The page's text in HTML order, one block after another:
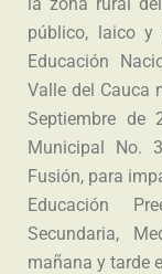
público, laico y
Educación
Valle del Cauca
Septiembre de
Municipal No.
Fusión, para
Educación
Secundaria,
mañana y tarde